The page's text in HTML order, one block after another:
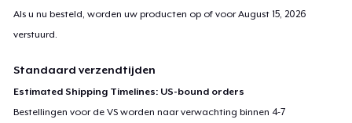
Als u nu besteld, worden uw producten op of voorAugust 15, 2026
verstuurd.
Standaard verzendtijden
Estimated Shipping Timelines: US-bound orders
Bestellingen voor de VS worden naar verwachting binnen 4-7